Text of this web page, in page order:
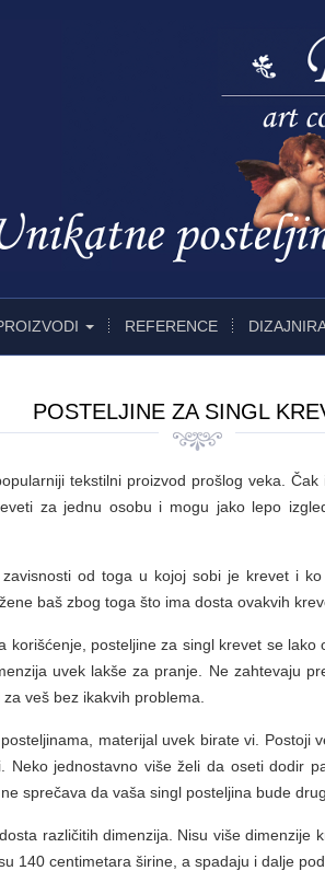
REFERENCE
POSTELJINE ZA SINGL
tekstilni proizvod prošlog veka.
za jednu osobu i mogu jako lepo
od toga u kojoj sobi je krevet i
baš zbog toga što ima dosta ovakvih
korišćenje, posteljine za singl krevet se
uvek lakše za pranje. Ne zahtevaju
veš bez ikakvih problema.
materijal uvek birate vi. Postoji
Neko jednostavno više želi da oseti dodir
sprečava da vaša singl posteljina bude
različitih dimenzija. Nisu više dimenzije
140 centimetara širine, a spadaju i dalje